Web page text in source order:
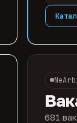
681